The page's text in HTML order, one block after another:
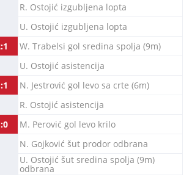
R. Ostojić izgubljena lopta
U. Ostojić izgubljena lopta
W. Trabelsi gol sredina spolja (9m)
U. Ostojić asistencija
N. Jestrović gol levo sa crte (6m)
R. Ostojić asistencija
M. Perović gol levo krilo
N. Gojković šut prodor odbrana
U. Ostojić šut sredina spolja (9m)
odbrana